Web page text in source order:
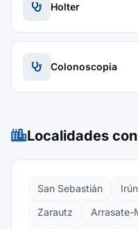
Holter
Colonoscopia
Localidades
San Sebastián Irún
Zarautz
Arrasate-